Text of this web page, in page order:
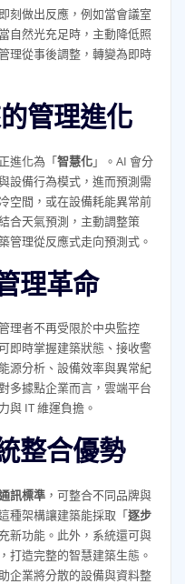
刻做出反應，例如當會議室
自然光充足時，主動降低照
理從事後調整，轉變為即時
管理進化
進化為「智慧化」。AI 會分
設備行為模式，進而預測需
空間，或在設備耗能異常前
合天氣預測，主動調整策
管理從反應式走向預測式。
理革命
理者不再受限於中央監控
即時掌握建築狀態、接收警
源分析、設備效率與異常紀
多據點企業而言，雲端平台
與 IT 維運負擔。
整合優勢
訊標準，可整合不同品牌與
種架構讓建築能採取「逐步
新功能。此外，系統還可與
打造完整的智慧建築生態。
企業將分散的設備與資料整